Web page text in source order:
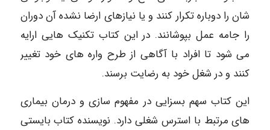
شان را دوباره تکرار کنند و یا نیازهای ارضا نشده آن دوران
را جامه عمل بپوشانند. در این کتاب تکنیک هایی ارایه
می شود تا افراد با آگاهی از طرح واره های خود تغییر
کنند و در شغل خود به رضایت برسند.
این کتاب سهم بسزایی در مفهوم سازی و درمان بیماری
های مرتبط با استرس شغلی دارد. نویسنده کتاب بایستی